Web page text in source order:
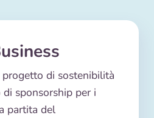
di sostenibilità
sponsorship per i
partita del